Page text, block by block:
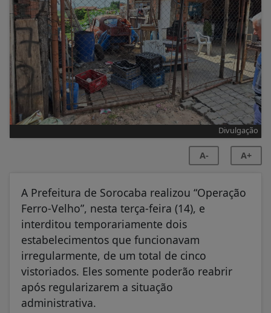
Divulgação
A- A+
A Prefeitura de Sorocaba realizou “Operação
Ferro-Velho”, nesta terça-feira (14), e
interditou temporariamente dois
estabelecimentos que funcionavam
irregularmente, de um total de cinco
vistoriados. Eles somente poderão reabrir
após regularizarem a situação
administrativa.